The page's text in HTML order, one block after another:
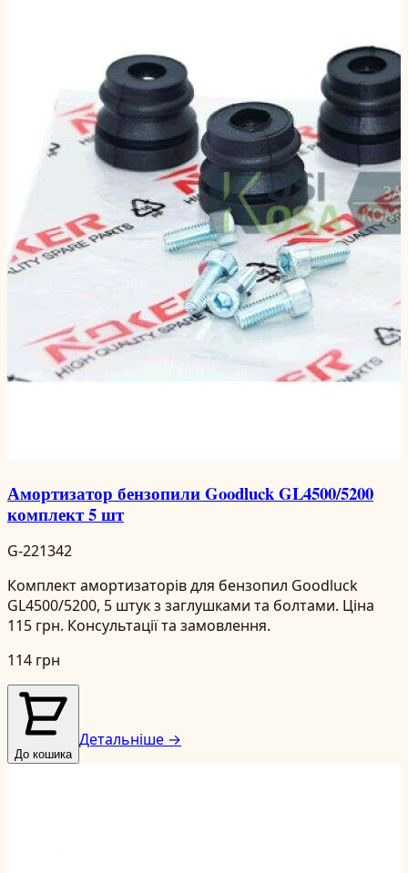
Амортизатор бензопили Goodluck GL4500/5200
комплект 5 шт
G-221342
Комплект амортизаторів для бензопил Goodluck
GL4500/5200, 5 штук з заглушками та болтами. Ціна
115 грн. Консультації та замовлення.
114 грн
До кошика
Детальніше →